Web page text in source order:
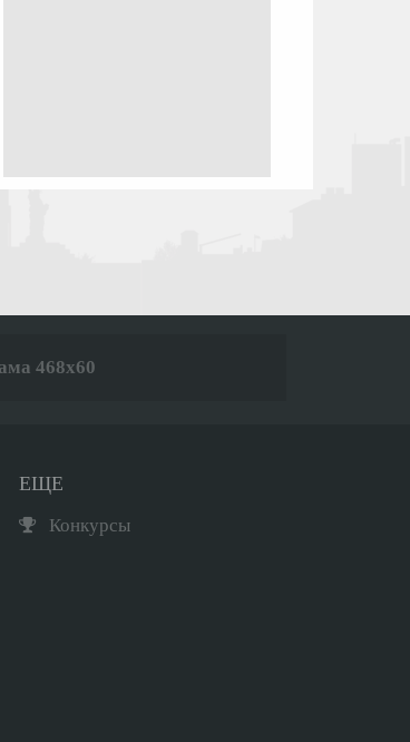
468x60
ЕЩЕ
Конкурсы